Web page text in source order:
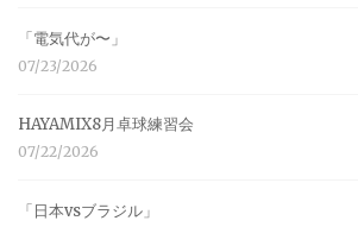
「電気代が〜」
07/23/2026
HAYAMIX8月卓球練習会
07/22/2026
「日本vsブラジル」